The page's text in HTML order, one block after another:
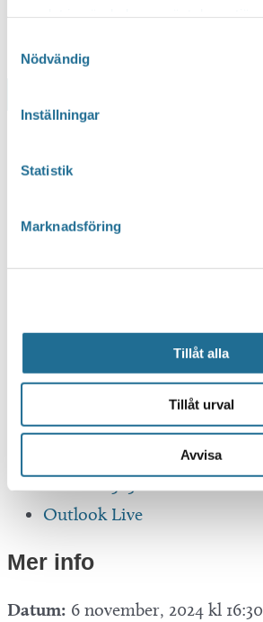
Nödvändig
Inställningar
Statistik
Marknadsföring
Tillåt alla
Tillåt urval
Avvisa
Google Kalender
Outlook 365
Outlook Live
Mer info
Datum: 6 november, 2024 kl 16:30